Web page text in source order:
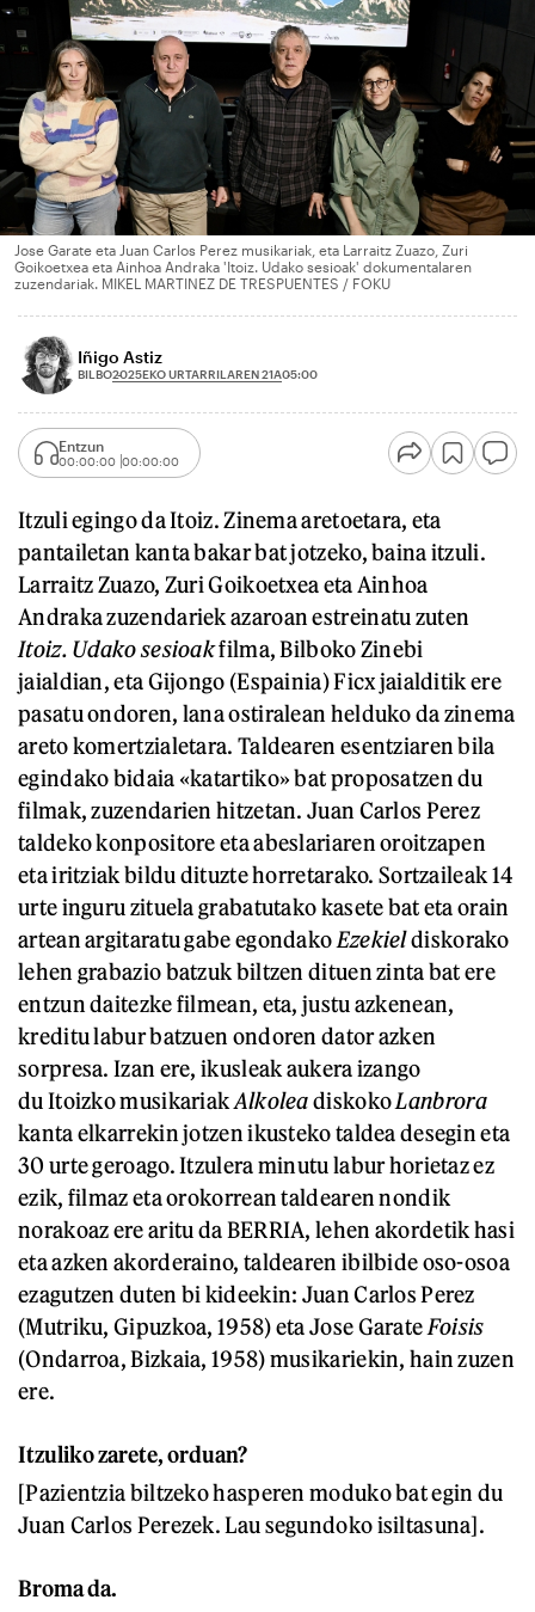
Jose Garate eta Juan Carlos Perez musikariak, eta Larraitz Zuazo, Zuri
Goikoetxea eta Ainhoa Andraka 'Itoiz. Udako sesioak' dokumentalaren
zuzendariak. MIKEL MARTINEZ DE TRESPUENTES / FOKU
Iñigo Astiz
BILBO2025EKO URTARRILAREN 21A05:00
Entzun
00:00:00 00:00:00
Itzuli egingo da Itoiz. Zinema aretoetara, eta
pantailetan kanta bakar bat jotzeko, baina itzuli.
Larraitz Zuazo, Zuri Goikoetxea eta Ainhoa
Andraka zuzendariek azaroan estreinatu zuten
Itoiz. Udako sesioakfilma, Bilboko Zinebi
jaialdian, eta Gijongo (Espainia) Ficx jaialditik ere
pasatu ondoren, lana ostiralean helduko da zinema
areto komertzialetara. Taldearen esentziaren bila
egindako bidaia «katartiko» bat proposatzen du
filmak, zuzendarien hitzetan. Juan Carlos Perez
taldeko konpositore eta abeslariaren oroitzapen
eta iritziak bildu dituzte horretarako. Sortzaileak 14
urte inguru zituela grabatutako kasete bat eta orain
artean argitaratu gabe egondako Ezekieldiskorako
lehen grabazio batzuk biltzen dituen zinta bat ere
entzun daitezke filmean, eta, justu azkenean,
kreditu labur batzuen ondoren dator azken
sorpresa. Izan ere, ikusleak aukera izango
du Itoizko musikariakAlkoleadiskokoLanbrora
kanta elkarrekin jotzen ikusteko taldea desegin eta
30 urte geroago. Itzulera minutu labur horietaz ez
ezik, filmaz eta orokorrean taldearen nondik
norakoaz ere aritu da BERRIA, lehen akordetik hasi
eta azken akorderaino, taldearen ibilbide oso-osoa
ezagutzen duten bi kideekin: Juan Carlos Perez
(Mutriku, Gipuzkoa, 1958) eta Jose Garate Foisis
(Ondarroa, Bizkaia, 1958) musikariekin, hain zuzen
ere.
Itzuliko zarete, orduan?
[Pazientzia biltzeko hasperen moduko bat egin du
Juan Carlos Perezek. Lau segundoko isiltasuna].
Broma da.